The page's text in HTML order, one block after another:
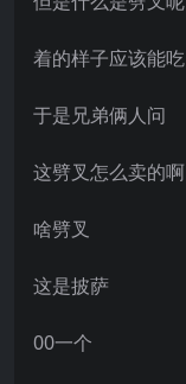
着的样子应该能吃
于是兄弟俩人问
这劈叉怎么卖的啊
啥劈叉
这是披萨
00一个